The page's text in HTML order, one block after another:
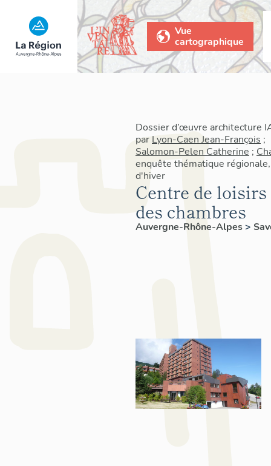
Vue
cartographique
Dossier d’œuvre architecture
par Lyon-Caen Jean-François ;
Salomon-Pelen Catherine ;
enquête thématique
d'hiver
Centre de
des chambres
Auvergne-Rhône-Alpes>